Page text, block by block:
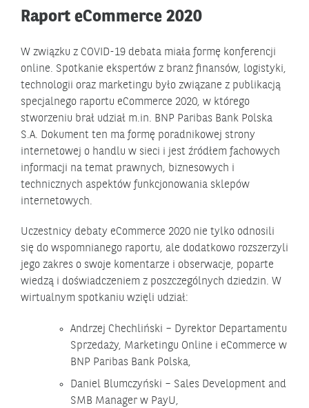
Raport eCommerce 2020
W związku z COVID-19 debata miała formę konferencji
online. Spotkanie ekspertów z branż finansów, logistyki,
technologii oraz marketingu było związane z publikacją
specjalnego raportu eCommerce 2020, w którego
stworzeniu brał udział m.in. BNP Paribas Bank Polska
S.A. Dokument ten ma formę poradnikowej strony
internetowej o handlu w sieci i jest źródłem fachowych
informacji na temat prawnych, biznesowych i
technicznych aspektów funkcjonowania sklepów
internetowych.
Uczestnicy debaty eCommerce 2020 nie tylko odnosili
się do wspomnianego raportu, ale dodatkowo rozszerzyli
jego zakres o swoje komentarze i obserwacje, poparte
wiedzą i doświadczeniem z poszczególnych dziedzin. W
wirtualnym spotkaniu wzięli udział:
Andrzej Chechliński – Dyrektor Departamentu
Sprzedaży, Marketingu Online i eCommerce w
BNP Paribas Bank Polska,
Daniel Blumczyński – Sales Development and
SMB Manager w PayU,